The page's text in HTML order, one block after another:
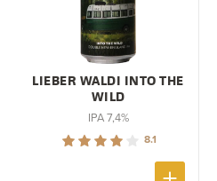
LIEBER WALDI INTO THE
WILD
IPA 7,4%
8.1